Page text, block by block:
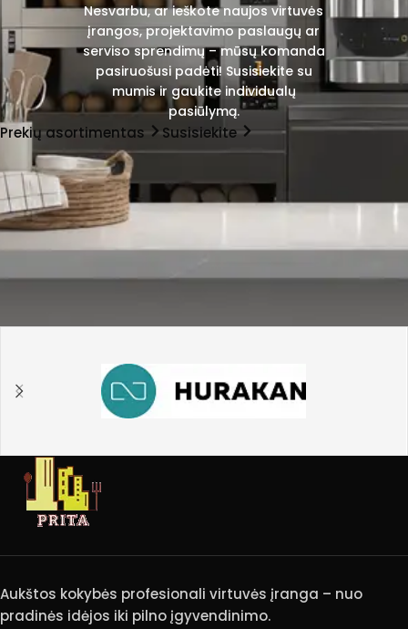
Nesvarbu, ar ieškote naujos virtuvės
įrangos, projektavimo paslaugų ar
serviso sprendimų – mūsų komanda
pasiruošusi padėti! Susisiekite su
mumis ir gaukite individualų
pasiūlymą.
Prekių asortimentas Susisiekite
Aukštos kokybės profesionali virtuvės įranga – nuo
pradinės idėjos iki pilno įgyvendinimo.